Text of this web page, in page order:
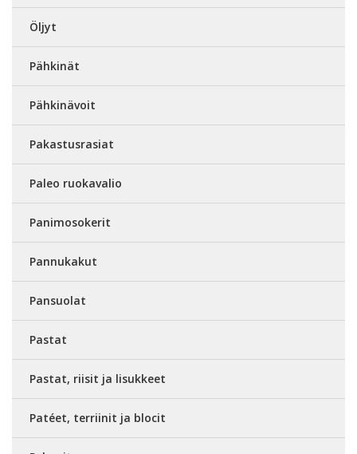
Öljyt
Pähkinät
Pähkinävoit
Pakastusrasiat
Paleo ruokavalio
Panimosokerit
Pannukakut
Pansuolat
Pastat
Pastat, riisit ja lisukkeet
Patéet, terriinit ja blocit